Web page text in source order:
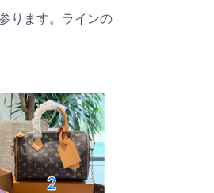
ります。ラインの